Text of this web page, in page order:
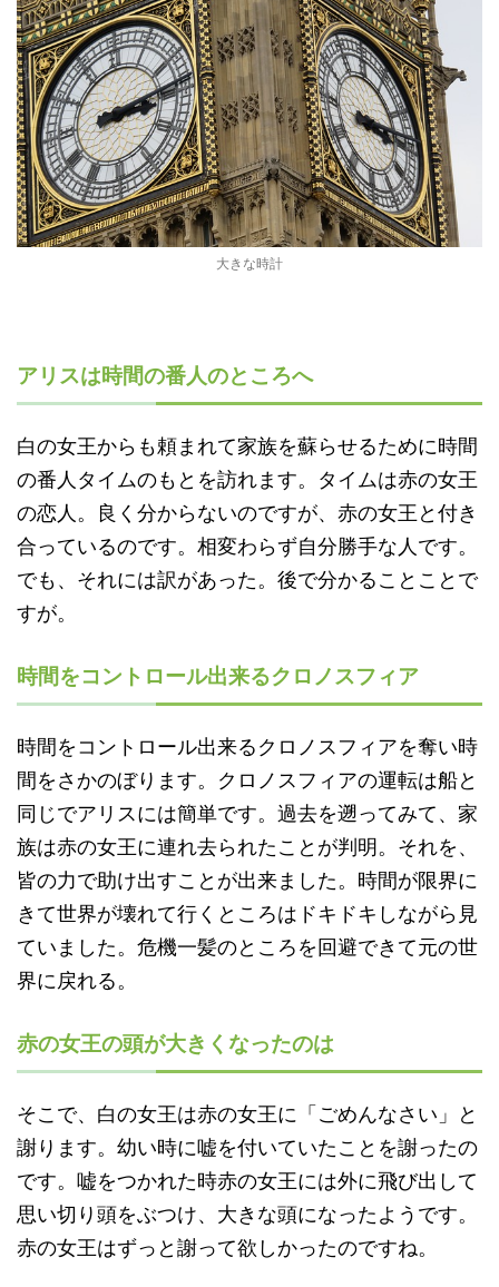
大きな時計
アリスは時間の番人のところへ
白の女王からも頼まれて家族を蘇らせるために時間
の番人タイムのもとを訪れます。タイムは赤の女王
の恋人。良く分からないのですが、赤の女王と付き
合っているのです。相変わらず自分勝手な人です。
でも、それには訳があった。後で分かることことで
すが。
時間をコントロール出来るクロノスフィア
時間をコントロール出来るクロノスフィアを奪い時
間をさかのぼります。クロノスフィアの運転は船と
同じでアリスには簡単です。過去を遡ってみて、家
族は赤の女王に連れ去られたことが判明。それを、
皆の力で助け出すことが出来ました。時間が限界に
きて世界が壊れて行くところはドキドキしながら見
ていました。危機一髪のところを回避できて元の世
界に戻れる。
赤の女王の頭が大きくなったのは
そこで、白の女王は赤の女王に「ごめんなさい」と
謝ります。幼い時に嘘を付いていたことを謝ったの
です。嘘をつかれた時赤の女王には外に飛び出して
思い切り頭をぶつけ、大きな頭になったようです。
赤の女王はずっと謝って欲しかったのですね。